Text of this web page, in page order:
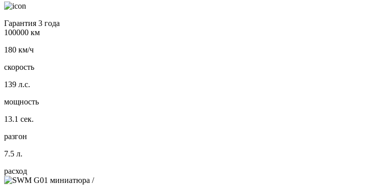
Гарантия 3 года
100000 км
180 км/ч
скорость
139 л.с.
мощность
13.1 сек.
разгон
7.5 л.
расход